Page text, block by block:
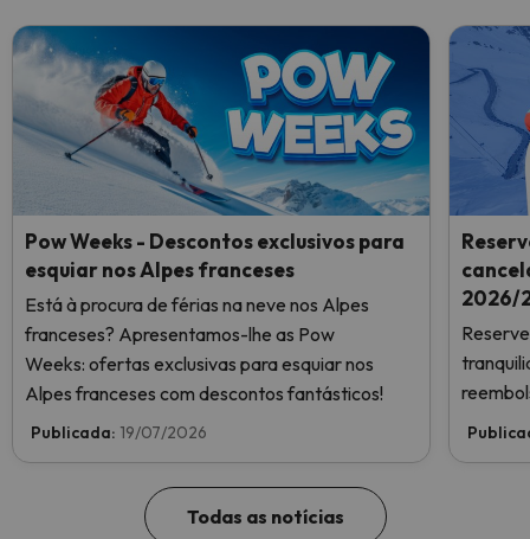
Pow Weeks - Descontos exclusivos para
esquiar nos Alpes franceses
Está à procura de férias na neve nos Alpes
franceses? Apresentamos-lhe as Pow
Weeks: ofertas exclusivas para esquiar nos
Alpes franceses com descontos fantásticos!
Publicada: 19/07/2026
2026/
Todas as notícias